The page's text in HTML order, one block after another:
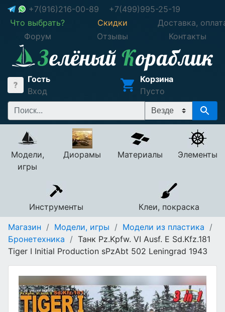
+7(916)216-00-89
+7(499)995-25-19
Что выбрать?
Скидки
Доставка,
Форум
Отзывы Контакты
Гость
Вход
Корзина
Пусто
Модели,
игры
Диорамы Материалы Элементы
Инструменты
Клеи, покраска
Магазин / Модели, игры / Модели из пластика /
Бронетехника / Танк Pz.Kpfw. VI Ausf. E Sd.Kfz.181
Tiger I Initial Production sPzAbt 502 Leningrad 1943